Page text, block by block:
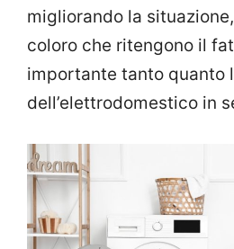
migliorando la
coloro che ritengono il
importante tanto quanto
dell’elettrodomestico in